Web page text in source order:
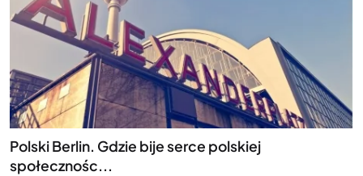
Polski Berlin. Gdzie bije serce polskiej
społecznośc...